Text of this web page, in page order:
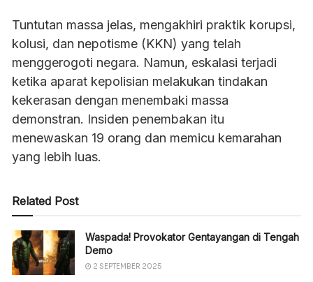
Tuntutan massa jelas, mengakhiri praktik korupsi,
kolusi, dan nepotisme (KKN) yang telah
menggerogoti negara. Namun, eskalasi terjadi
ketika aparat kepolisian melakukan tindakan
kekerasan dengan menembaki massa
demonstran. Insiden penembakan itu
menewaskan 19 orang dan memicu kemarahan
yang lebih luas.
Related Post
Waspada! Provokator Gentayangan di Tengah
Demo
2 SEPTEMBER 2025